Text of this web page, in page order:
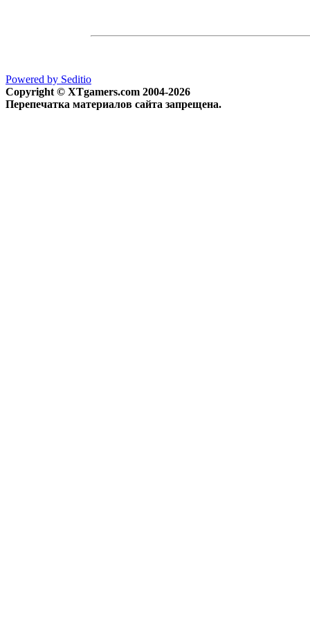
Powered by Seditio
Copyright © XTgamers.com 2004-2026
Перепечатка материалов сайта запрещена.